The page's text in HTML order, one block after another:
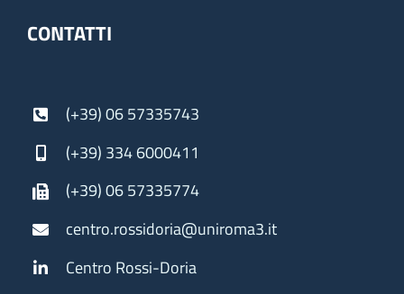
CONTATTI
(+39) 06 57335743
(+39) 334 6000411
(+39) 06 57335774
centro.rossidoria@uniroma3.it
Centro Rossi-Doria